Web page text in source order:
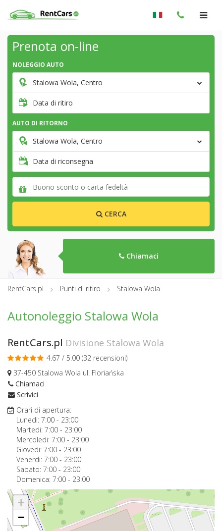
Prenota on-line
NOLEGGIO AUTO
Stalowa Wola, Centro
Data di ritiro
AUTO DI RITORNO
Stalowa Wola, Centro
Data di riconsegna
CERCA
Chiamaci
RentCars.pl Punti di ritiro Stalowa Wola
Autonoleggio Stalowa Wola
RentCars.pl Divisione Stalowa Wola
4.67 / 5.00 (32 recensioni)
37-450 Stalowa Wola ul. Floriańska
Chiamaci
Scrivici
Orari di apertura:
Lunedi: 7:00 - 23:00
Martedi: 7:00 - 23:00
Mercoledi: 7:00 - 23:00
Giovedi: 7:00 - 23:00
Venerdi: 7:00 - 23:00
Sabato: 7:00 - 23:00
Domenica: 7:00 - 23:00
+
−